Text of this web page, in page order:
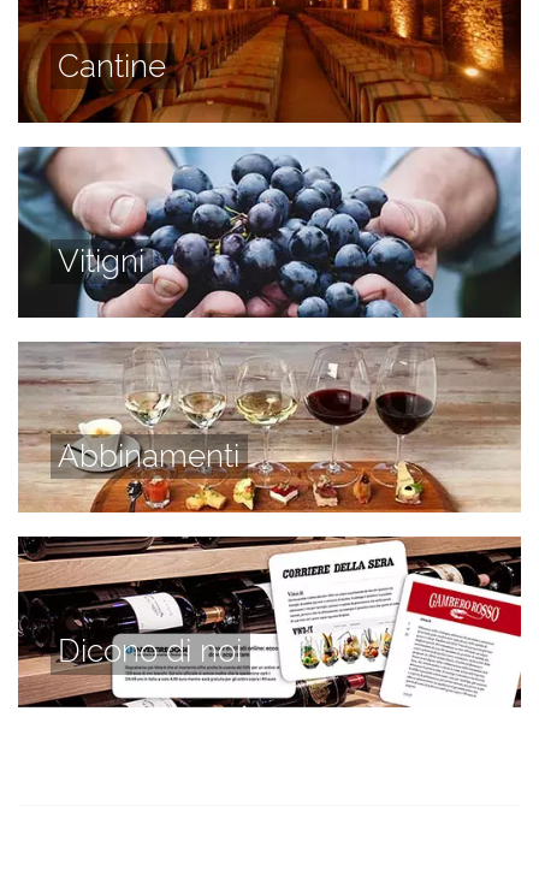
Cantine
Vitigni
Abbinamenti
Dicono di noi